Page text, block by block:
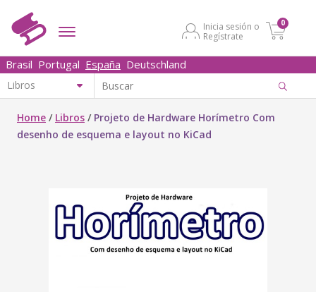
Inicia sesión o
Regístrate
0
Brasil Portugal España Deutschland
Home / Libros / Projeto de Hardware Horímetro Com
desenho de esquema e layout no KiCad